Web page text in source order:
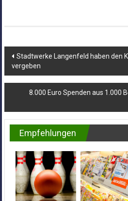
Beitragsnavigation
Stadtwerke Langenfeld haben den
vergeben
8.000 Euro Spenden aus 1.000
Empfehlungen